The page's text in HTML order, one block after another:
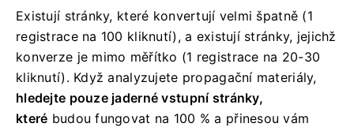
Existují stránky, které konvertují velmi špatně (1
registrace na 100 kliknutí), a existují stránky, jejichž
konverze je mimo měřítko (1 registrace na 20-30
kliknutí). Když analyzujete propagační materiály,
hledejte pouze jaderné vstupní stránky,
které budou fungovat na 100 % a přinesou vám